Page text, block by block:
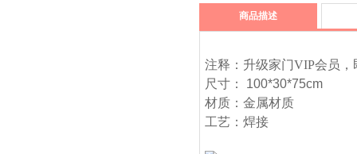
商品描述
注释：升级家门VIP会员
尺寸：
100*30*75cm
材质：金属材质
工艺：焊接